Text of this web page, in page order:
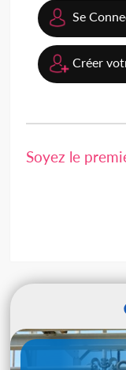
Se
Créer
Soyez le